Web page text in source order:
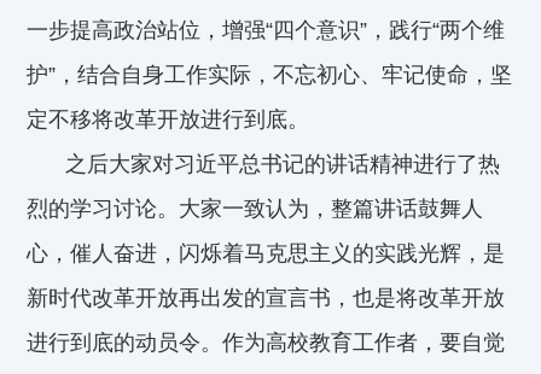
一步提高政治站位，增强“四个意识”，践行“两个维
护”，结合自身工作实际，不忘初心、牢记使命，坚
定不移将改革开放进行到底。
之后大家对习近平总书记的讲话精神进行了热
烈的学习讨论。大家一致认为，整篇讲话鼓舞人
心，催人奋进，闪烁着马克思主义的实践光辉，是
新时代改革开放再出发的宣言书，也是将改革开放
进行到底的动员令。作为高校教育工作者，要自觉